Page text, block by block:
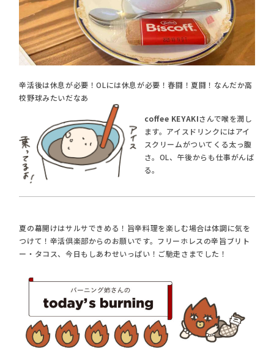
辛活後は休息が必要！OLには休息が必要！春闘！夏闘！なんだか高
校野球みたいだなあ
coffee KEYAKIさんで喉を潤し
ます。アイスドリンクにはアイ
スクリームがついてくる太っ腹
さ。OL、午後からも仕事がんば
る。
夏の幕開けはサルサできめる！旨辛料理を楽しむ場合は体調に気を
つけて！辛活倶楽部からのお願いです。フリーホレスの辛旨ブリト
ー・タコス、今日もしあわせいっぱい！ご馳走さまでした！